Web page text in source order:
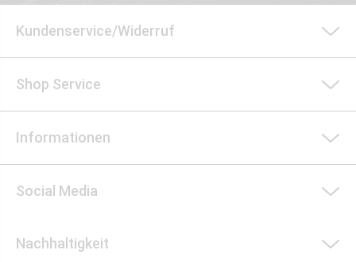
Kundenservice/Widerruf
Shop Service
Informationen
Social Media
Nachhaltigkeit